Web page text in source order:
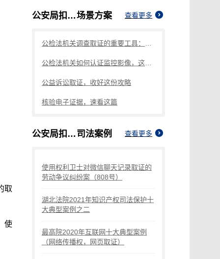
取
使
公安局扣押手机取证是取证什么场景方案 查看更多
公益诉讼取证，收好这份攻略
核验电子证据，速看这篇
公安局扣押手机取证是取证什么 司法案例 查看更多
使用权利卫士对微信聊天记录取证的
劳动争议纠纷案（808号）
湖北法院2021年知识产权司法保护十
大典型案例之二
最高院2020年互联网十大典型案例
（网络传播权，网页取证）